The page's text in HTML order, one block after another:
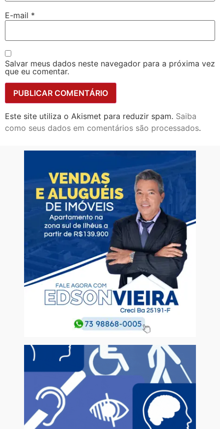
E-mail *
Salvar meus dados neste navegador para a próxima vez
que eu comentar.
Este site utiliza o Akismet para reduzir spam. Saiba
como seus dados em comentários são processados.